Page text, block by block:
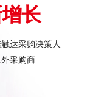
长
达采购决策人
采购商